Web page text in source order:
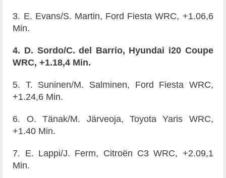
3. E. Evans/S. Martin, Ford Fiesta WRC, +1.06,6
Min.
4. D. Sordo/C. del Barrio, Hyundai i20 Coupe
WRC, +1.18,4 Min.
5. T. Suninen/M. Salminen, Ford Fiesta WRC,
+1.24,6 Min.
6. O. Tänak/M. Järveoja, Toyota Yaris WRC,
+1.40 Min.
7. E. Lappi/J. Ferm, Citroën C3 WRC, +2.09,1
Min.